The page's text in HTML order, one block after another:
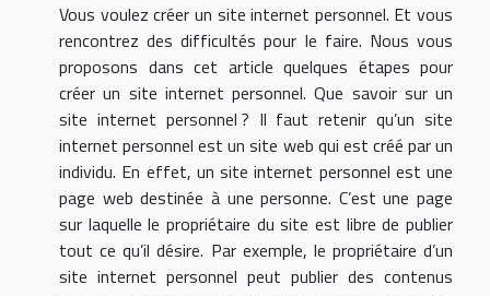
Vous voulez créer un site internet personnel. Et vous
rencontrez des difficultés pour le faire. Nous vous
proposons dans cet article quelques étapes pour
créer un site internet personnel. Que savoir sur un
site internet personnel ? Il faut retenir qu’un site
internet personnel est un site web qui est créé par un
individu. En effet, un site internet personnel est une
page web destinée à une personne. C’est une page
sur laquelle le propriétaire du site est libre de publier
tout ce qu’il désire. Par exemple, le propriétaire d’un
site internet personnel peut publier des contenus